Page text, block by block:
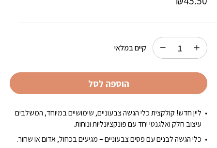
ליין חדש! קולקצית כלי הגשה צבעוניים, שימושיים במיוחד, המשלבים
עיצוב חלק ואלגנטי יחד עם פונקציונליות ונוחות.
כלי הגשה לבנים עם פסים צבעוניים – מגיעים בכחול, אדום או שחור.
קיים במלאי
הוספה לסל